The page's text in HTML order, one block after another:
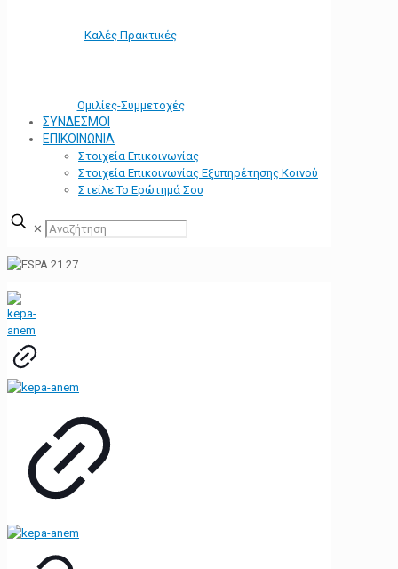
Καλές Πρακτικές
Ομιλίες-Συμμετοχές
ΣΥΝΔΕΣΜΟΙ
ΕΠΙΚΟΙΝΩΝΙΑ
Στοιχεία Επικοινωνίας
Στοιχεία Επικοινωνίας Εξυπηρέτησης Κοινού
Στείλε Το Ερώτημά Σου
✕